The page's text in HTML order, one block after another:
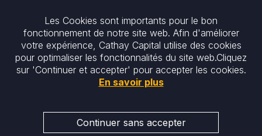
Notre politique ESG
Restez informés
Les Cookies sont importants pour le bon
fonctionnement de notre site web. Afin d'améliorer
votre expérience, Cathay Capital utilise des cookies
pour optimaliser les fonctionnalités du site web.Cliquez
sur 'Continuer et accepter' pour accepter les cookies.
En savoir plus
Continuer sans accepter